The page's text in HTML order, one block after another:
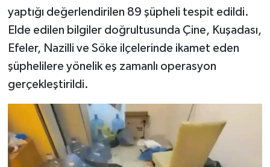
yaptığı değerlendirilen 89 şüpheli tespit edildi.
Elde edilen bilgiler doğrultusunda Çine, Kuşadası,
Efeler, Nazilli ve Söke ilçelerinde ikamet eden
şüphelilere yönelik eş zamanlı operasyon
gerçekleştirildi.